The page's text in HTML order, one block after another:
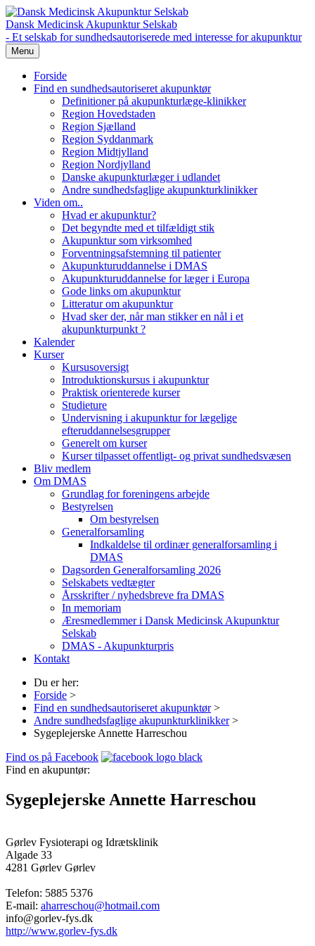
Dansk Medicinsk Akupunktur Selskab
- Et selskab for sundhedsautoriserede med interesse for akupunktur
Menu
Forside
Find en sundhedsautoriseret akupunktør
Definitioner på akupunkturlæge-klinikker
Region Hovedstaden
Region Sjælland
Region Syddanmark
Region Midtjylland
Region Nordjylland
Danske akupunkturlæger i udlandet
Andre sundhedsfaglige akupunkturklinikker
Viden om..
Hvad er akupunktur?
Det begyndte med et tilfældigt stik
Akupunktur som virksomhed
Forventningsafstemning til patienter
Akupunkturuddannelse i DMAS
Akupunkturuddannelse for læger i Europa
Gode links om akupunktur
Litteratur om akupunktur
Hvad sker der, når man stikker en nål i et
akupunkturpunkt ?
Kalender
Kurser
Kursusoversigt
Introduktionskursus i akupunktur
Praktisk orienterede kurser
Studieture
Undervisning i akupunktur for lægelige
efteruddannelsesgrupper
Generelt om kurser
Kurser tilpasset offentligt- og privat sundhedsvæsen
Bliv medlem
Om DMAS
Grundlag for foreningens arbejde
Bestyrelsen
Om bestyrelsen
Generalforsamling
Indkaldelse til ordinær generalforsamling i
DMAS
Dagsorden Generalforsamling 2026
Selskabets vedtægter
Årsskrifter / nyhedsbreve fra DMAS
In memoriam
Æresmedlemmer i Dansk Medicinsk Akupunktur
Selskab
DMAS - Akupunkturpris
Kontakt
Du er her:
Forside >
Find en sundhedsautoriseret akupunktør >
Andre sundhedsfaglige akupunkturklinikker >
Sygeplejerske Annette Harreschou
Find os på Facebook
Find en akupuntør:
Sygeplejerske Annette Harreschou
Gørlev Fysioterapi og Idrætsklinik
Algade 33
4281 Gørlev Gørlev
Telefon: 5885 5376
E-mail: aharreschou@hotmail.com
info@gorlev-fys.dk
http://www.gorlev-fys.dk